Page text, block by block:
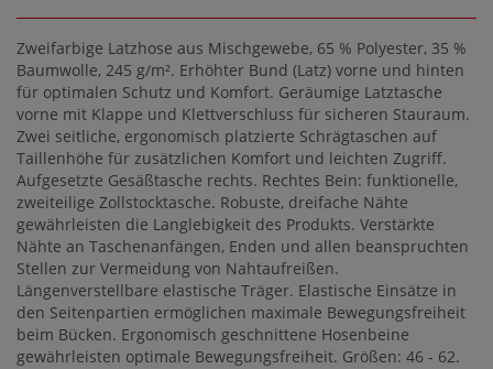
Zweifarbige Latzhose aus Mischgewebe, 65 % Polyester, 35 %
Baumwolle, 245 g/m². Erhöhter Bund (Latz) vorne und hinten
für optimalen Schutz und Komfort. Geräumige Latztasche
vorne mit Klappe und Klettverschluss für sicheren Stauraum.
Zwei seitliche, ergonomisch platzierte Schrägtaschen auf
Taillenhöhe für zusätzlichen Komfort und leichten Zugriff.
Aufgesetzte Gesäßtasche rechts. Rechtes Bein: funktionelle,
zweiteilige Zollstocktasche. Robuste, dreifache Nähte
gewährleisten die Langlebigkeit des Produkts. Verstärkte
Nähte an Taschenanfängen, Enden und allen beanspruchten
Stellen zur Vermeidung von Nahtaufreißen.
Längenverstellbare elastische Träger. Elastische Einsätze in
den Seitenpartien ermöglichen maximale Bewegungsfreiheit
beim Bücken. Ergonomisch geschnittene Hosenbeine
gewährleisten optimale Bewegungsfreiheit. Größen: 46 - 62.